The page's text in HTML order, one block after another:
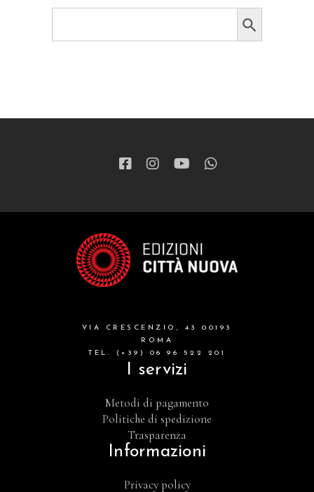
Search Button
VIA CRESCENZIO, 43 00193
ROMA
TEL. (+39) 06 96 522 201
I servizi
Metodi di pagamento
Politiche di spedizione
Trasparenza
Informazioni
Privacy policy